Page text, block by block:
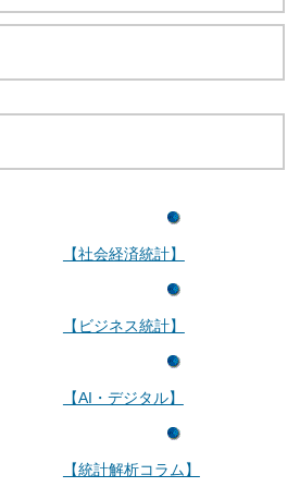
【社会経済統計】
【ビジネス統計】
【AI・デジタル】
【統計解析コラム】